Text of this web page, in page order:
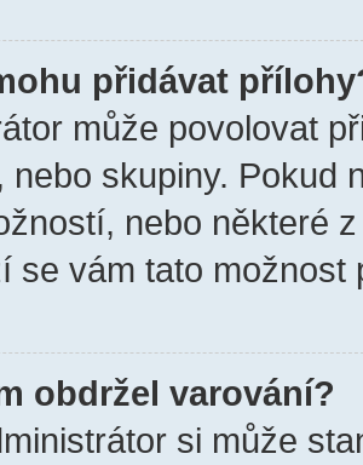
přidávat
může povolovat
nebo skupiny. Pokud
nebo některé
se vám tato
obdržel varování?
si může